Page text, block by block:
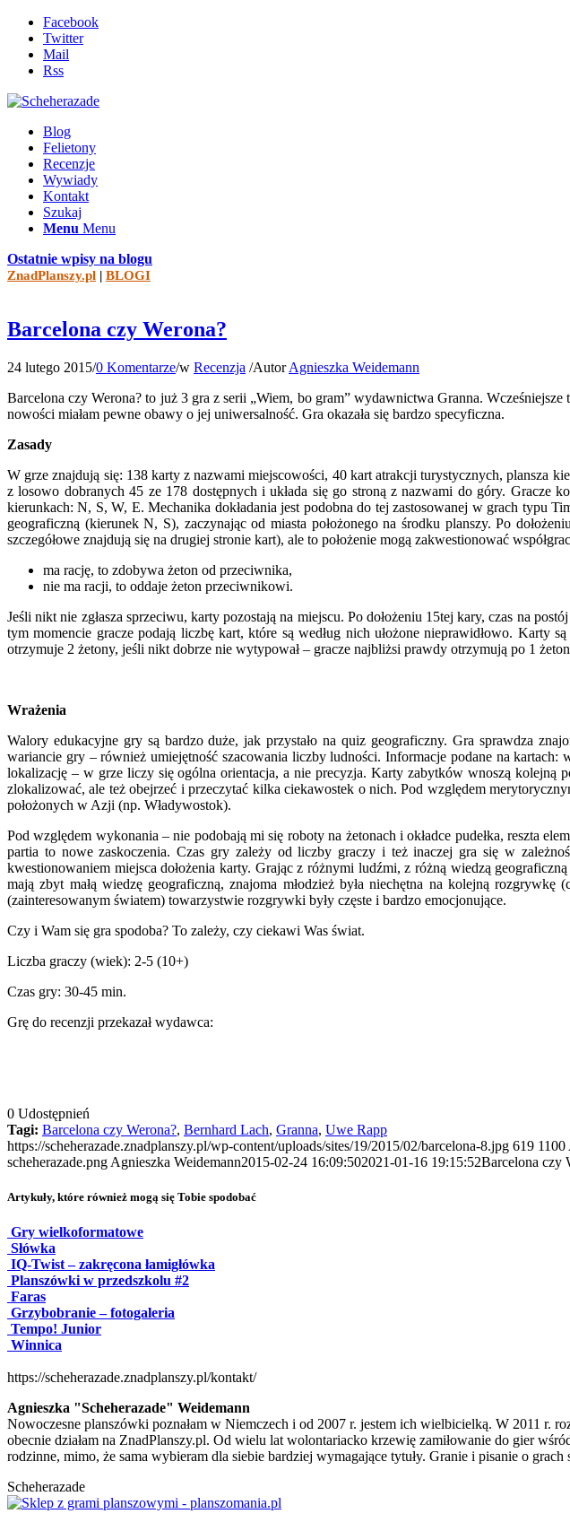
Facebook
Twitter
Mail
Rss
Blog
Felietony
Recenzje
Wywiady
Kontakt
Szukaj
Menu Menu
Ostatnie wpisy na blogu
ZnadPlanszy.pl | BLOGI
Barcelona czy Werona?
24 lutego 2015/0 Komentarze/w Recenzja /AutorAgnieszka Weidemann
Barcelona czy Werona? to już 3 gra z serii „Wiem, bo gram” wydawnictwa Granna.
nowości miałam pewne obawy o jej uniwersalność. Gra okazała się bardzo specyficzna.
Zasady
W grze znajdują się: 138 karty z nazwami miejscowości, 40 kart atrakcji turystycznych, plansza
z losowo dobranych 45 ze 178 dostępnych i układa się go stroną z nazwami do góry. Gracze
kierunkach: N, S, W, E. Mechanika dokładania jest podobna do tej zastosowanej w grach typu
geograficzną (kierunek N, S), zaczynając od miasta położonego na środku planszy. Po
szczegółowe znajdują się na drugiej stronie kart), ale to położenie mogą zakwestionować
ma rację, to zdobywa żeton od przeciwnika,
nie ma racji, to oddaje żeton przeciwnikowi.
Jeśli nikt nie zgłasza sprzeciwu, karty pozostają na miejscu. Po dołożeniu 15tej kary, czas na
tym momencie gracze podają liczbę kart, które są według nich ułożone nieprawidłowo. Karty
otrzymuje 2 żetony, jeśli nikt dobrze nie wytypował – gracze najbliżsi prawdy otrzymują po 1
Wrażenia
Walory edukacyjne gry są bardzo duże, jak przystało na quiz geograficzny. Gra sprawdza
wariancie gry – również umiejętność szacowania liczby ludności. Informacje podane na kartach:
lokalizację – w grze liczy się ogólna orientacja, a nie precyzja. Karty zabytków wnoszą
zlokalizować, ale też obejrzeć i przeczytać kilka ciekawostek o nich. Pod względem
położonych w Azji (np. Władywostok).
Pod względem wykonania – nie podobają mi się roboty na żetonach i okładce pudełka, reszta
partia to nowe zaskoczenia. Czas gry zależy od liczby graczy i też inaczej gra się w
kwestionowaniem miejsca dołożenia karty. Grając z różnymi ludźmi, z różną wiedzą
mają zbyt małą wiedzę geograficzną, znajoma młodzież była niechętna na kolejną
(zainteresowanym światem) towarzystwie rozgrywki były częste i bardzo emocjonujące.
Czy i Wam się gra spodoba? To zależy, czy ciekawi Was świat.
Liczba graczy (wiek): 2-5 (10+)
Czas gry: 30-45 min.
Grę do recenzji przekazał wydawca:
0 Udostępnień
Tagi: Barcelona czy Werona?, Bernhard Lach, Granna, Uwe Rapp
https://scheherazade.znadplanszy.pl/wp-content/uploads/sites/19/2015/02/barcelona-8.jpg 619 1100
scheherazade.png Agnieszka Weidemann2015-02-24 16:09:502021-01-16 19:15:52Barcelona czy
Artykuły, które również mogą się Tobie spodobać
Gry wielkoformatowe
Słówka
IQ-Twist – zakręcona łamigłówka
Planszówki w przedszkolu #2
Faras
Grzybobranie – fotogaleria
Tempo! Junior
Winnica
https://scheherazade.znadplanszy.pl/kontakt/
Agnieszka "Scheherazade" Weidemann
Nowoczesne planszówki poznałam w Niemczech i od 2007 r. jestem ich wielbicielką. W 2011 r.
obecnie działam na ZnadPlanszy.pl. Od wielu lat wolontariacko krzewię zamiłowanie do gier
rodzinne, mimo, że sama wybieram dla siebie bardziej wymagające tytuły. Granie i pisanie o
Scheherazade